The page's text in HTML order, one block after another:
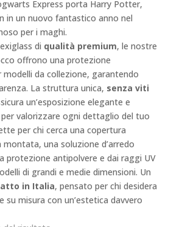
Express porta Harry Potter,
in un nuovo fantastico anno nel
per i maghi.
di qualità premium, le nostre
offrono una protezione
modelli da collezione, garantendo
La struttura unica, senza viti
un’esposizione elegante e
valorizzare ogni dettaglio del tuo
per chi cerca una copertura
una soluzione d’arredo
protezione antipolvere e dai raggi UV
di grandi e medie dimensioni. Un
in Italia, pensato per chi desidera
su misura con un’estetica davvero